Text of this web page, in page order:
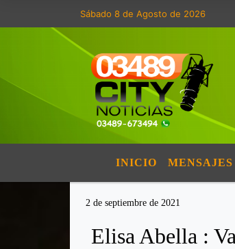
Sábado 8 de Agosto de 2026
INICIO MENSAJES
2 de septiembre de 2021
Elisa Abella :